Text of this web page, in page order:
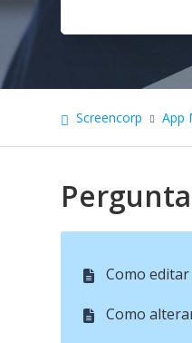
Screencorp App
Como
Como